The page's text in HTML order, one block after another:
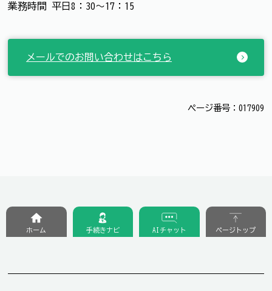
業務時間 平日8：30～17：15
メールでのお問い合わせはこちら
ページ番号：017909
ホーム 手続きナビ AIチャット ページトップ